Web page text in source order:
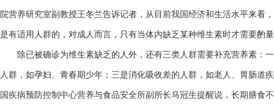
院营养研究室副教授王冬兰告诉记者，从目前我国经济和生活水平来看
是有适用人群的，对成人而言，只有当体内缺乏某种维生素时才需要酌
除已被确诊为维生素缺乏的人外，还有三类人群需要补充营养素：
人群，如孕妇、青春期少年；三是消化吸收差的人群，如老人、胃肠道
国疾病预防控制中心营养与食品安全所副所长马冠生提醒说，长期膳食